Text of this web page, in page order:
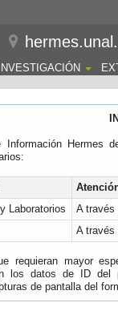
INVESTIGACIÓN
Información Hermes
Laboratorios
A través
A través
requieran mayor
los datos de ID del
de pantalla del